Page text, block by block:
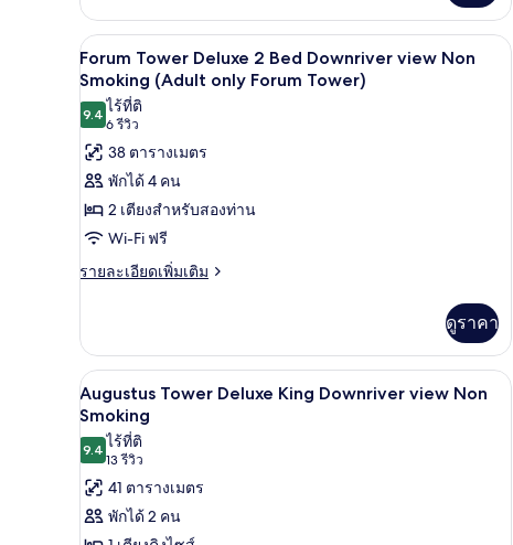
Smoking
(Adult
only
Forum
Tower)
เกี่ยว
กับ
Forum
Tower
Deluxe
King
Cityview
Sofa
Non
Smoking
(Adult
only
Tower)
เปิด
ภาพถ่าย
ทั้งหมด
ของ
Forum
Tower
Deluxe
Bed
Non
Smoking
(Adult
only
Forum
Tower)
เครื่องนอนระดับพรีเมียม, เตียงพ
4
Forum Tower Deluxe 2 Bed Downriver view Non
Smoking (Adult only Forum Tower)
9.49.4 จาก 10
ไร้ที่ติ
6 รีวิว
(6
รีวิว)
38 ตารางเมตร
พักได้ 4 คน
2 เตียงสำหรับสองท่าน
Wi-Fi ฟรี
รายละเอียดเพิ่มเติม
ราย
เกี่ยว
กับ
Forum
Tower
Deluxe
2
Bed
Downriver
view
Non
ดูราคา
เปิด
ภาพถ่าย
ทั้งหมด
ของ
Augustus
Tower
เครื่องนอนระดับพรีเมียม, เตียงพ
4
Augustus Tower Deluxe King Downriver view Non
Smoking
9.49.4 จาก 10
ไร้ที่ติ
13 รีวิว
(13
รีวิว)
41 ตารางเมตร
พักได้ 2 คน